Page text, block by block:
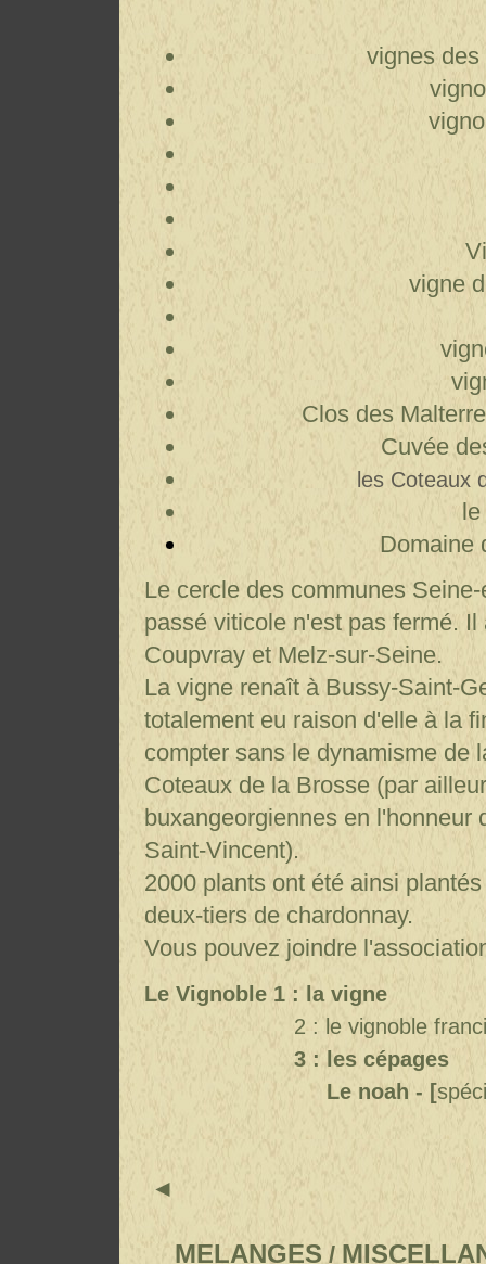
vignes
vigne
Clos des
Cuvée
les Coteaux
Domaine
Le cercle des communes
passé viticole n'est pas fermé.
Coupvray et Melz-sur-Seine.
La vigne renaît à Bussy-Saint-
totalement eu raison d'elle à la
compter sans le dynamisme de
Coteaux de la Brosse (par
buxangeorgiennes en
Saint-Vincent).
2000 plants ont été ainsi
deux-tiers de chardonnay.
Vous pouvez joindre
Le Vignoble 1 : la vigne
2 : le vignoble
3 : les cépages
Le noah - [
◄
MELANGES /